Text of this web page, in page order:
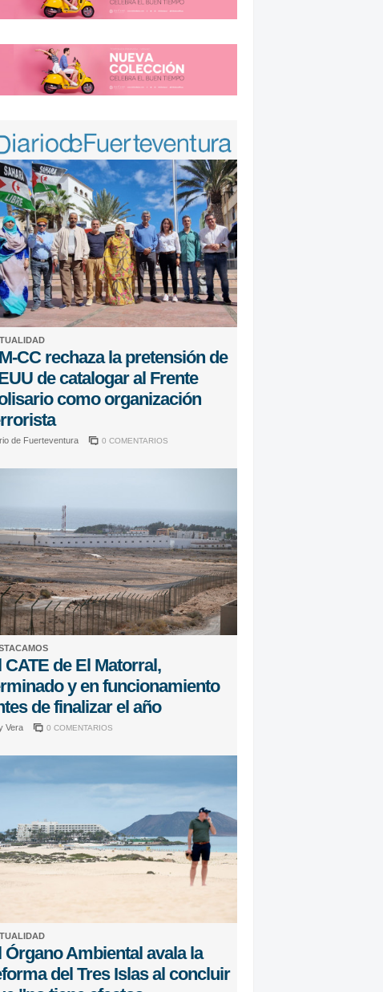
CC rechaza la pretensión de
de catalogar al Frente
como organización
de Fuerteventura 0 COMENTARIOS
CATE de El Matorral,
y en funcionamiento
de finalizar el año
Vera 0 COMENTARIOS
Órgano Ambiental avala la
del Tres Islas al concluir